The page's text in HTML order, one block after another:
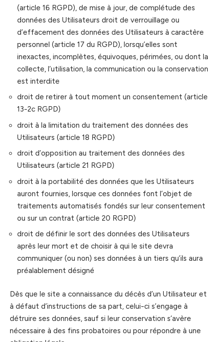
(article 16 RGPD), de mise à jour, de complétude des
données des Utilisateurs droit de verrouillage ou
d’effacement des données des Utilisateurs à caractère
personnel (article 17 du RGPD), lorsqu’elles sont
inexactes, incomplètes, équivoques, périmées, ou dont la
collecte, l’utilisation, la communication ou la conservation
est interdite
droit de retirer à tout moment un consentement (article
13-2c RGPD)
droit à la limitation du traitement des données des
Utilisateurs (article 18 RGPD)
droit d’opposition au traitement des données des
Utilisateurs (article 21 RGPD)
droit à la portabilité des données que les Utilisateurs
auront fournies, lorsque ces données font l’objet de
traitements automatisés fondés sur leur consentement
ou sur un contrat (article 20 RGPD)
droit de définir le sort des données des Utilisateurs
après leur mort et de choisir à qui le site devra
communiquer (ou non) ses données à un tiers qu’ils aura
préalablement désigné
Dès que le site a connaissance du décès d’un Utilisateur et
à défaut d’instructions de sa part, celui-ci s’engage à
détruire ses données, sauf si leur conservation s’avère
nécessaire à des fins probatoires ou pour répondre à une